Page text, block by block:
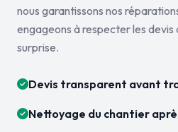
nous garantissons nos
engageons à respecter les devis
surprise.
Devis transparent avant
Nettoyage du chantier